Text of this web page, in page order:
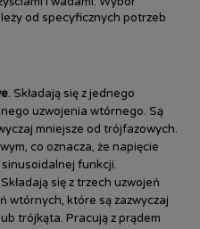
od specyficznych potrzeb
. Składają się z jednego
uzwojenia wtórnego. Są
mniejsze od trójfazowych.
co oznacza, że napięcie
sinusoidalnej funkcji.
Składają się z trzech uzwojeń
wtórnych, które są zazwyczaj
trójkąta. Pracują z prądem